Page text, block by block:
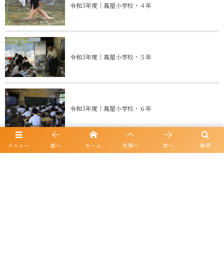
令和3年度｜高屋小学校・４年
令和3年度｜高屋小学校・５年
令和3年度｜高屋小学校・６年
メニュー 検索
前へ ホーム 先頭へ 次へ